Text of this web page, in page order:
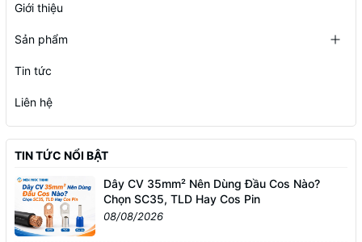
Giới thiệu
Sản phẩm
Tin tức
Liên hệ
TIN TỨC NỔI BẬT
Dây CV 35mm² Nên Dùng Đầu Cos Nào?
Chọn SC35, TLD Hay Cos Pin
08/08/2026